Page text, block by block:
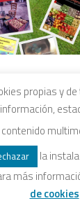
8 junio, 2017
Libros
propias y
la
más
de cookies